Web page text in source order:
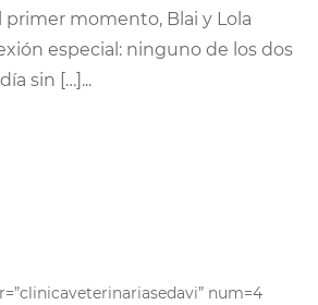
primer momento, Blai y Lola
especial: ninguno de los dos
sin […]...
num=4